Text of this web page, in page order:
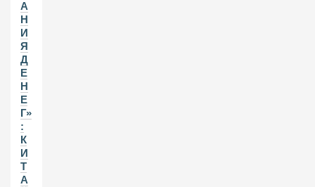
А
Н
И
Я
Д
Е
Н
Е
Г»
:
К
И
Т
А